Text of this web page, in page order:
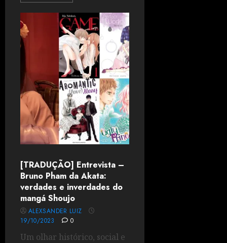
[TRADUÇÃO] Entrevista –
Bruno Pham da Akata:
verdades e inverdades do
mangá Shoujo
ALEXSANDER LUIZ
19/10/2023
0
Um olhar histórico, social e